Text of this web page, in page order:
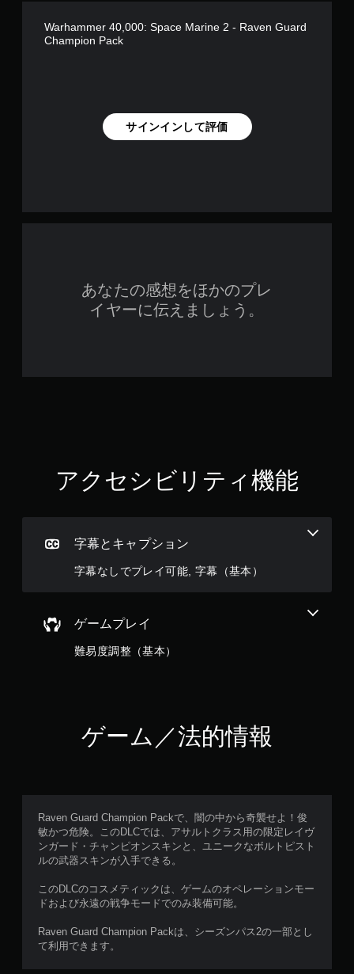
Warhammer 40,000: Space Marine 2 - Raven Guard
Champion Pack
サインインして評価
あなたの感想をほかのプレ
イヤーに伝えましょう。
アクセシビリティ機能
字幕とキャプション
字幕なしでプレイ可能, 字幕（基本）
ゲームプレイ
難易度調整（基本）
ゲーム／法的情報
Raven Guard Champion Packで、闇の中から奇襲せよ！俊
敏かつ危険。このDLCでは、アサルトクラス用の限定レイヴ
ンガード・チャンピオンスキンと、ユニークなボルトピスト
ルの武器スキンが入手できる。
このDLCのコスメティックは、ゲームのオペレーションモー
ドおよび永​遠​の​戦​争モードでのみ装備可能。
Raven Guard Champion Packは、シーズンパス2の一部とし
て利用できます。